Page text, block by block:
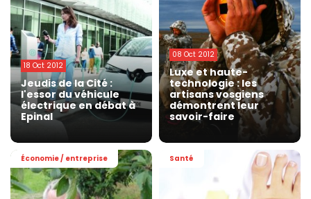
18 Oct 2012
Jeudis de la Cité :
l'essor du véhicule
électrique en débat à
Epinal
08 Oct 2012
Luxe et haute-
technologie : les
artisans vosgiens
démontrent leur
savoir-faire
Économie / entreprise Santé